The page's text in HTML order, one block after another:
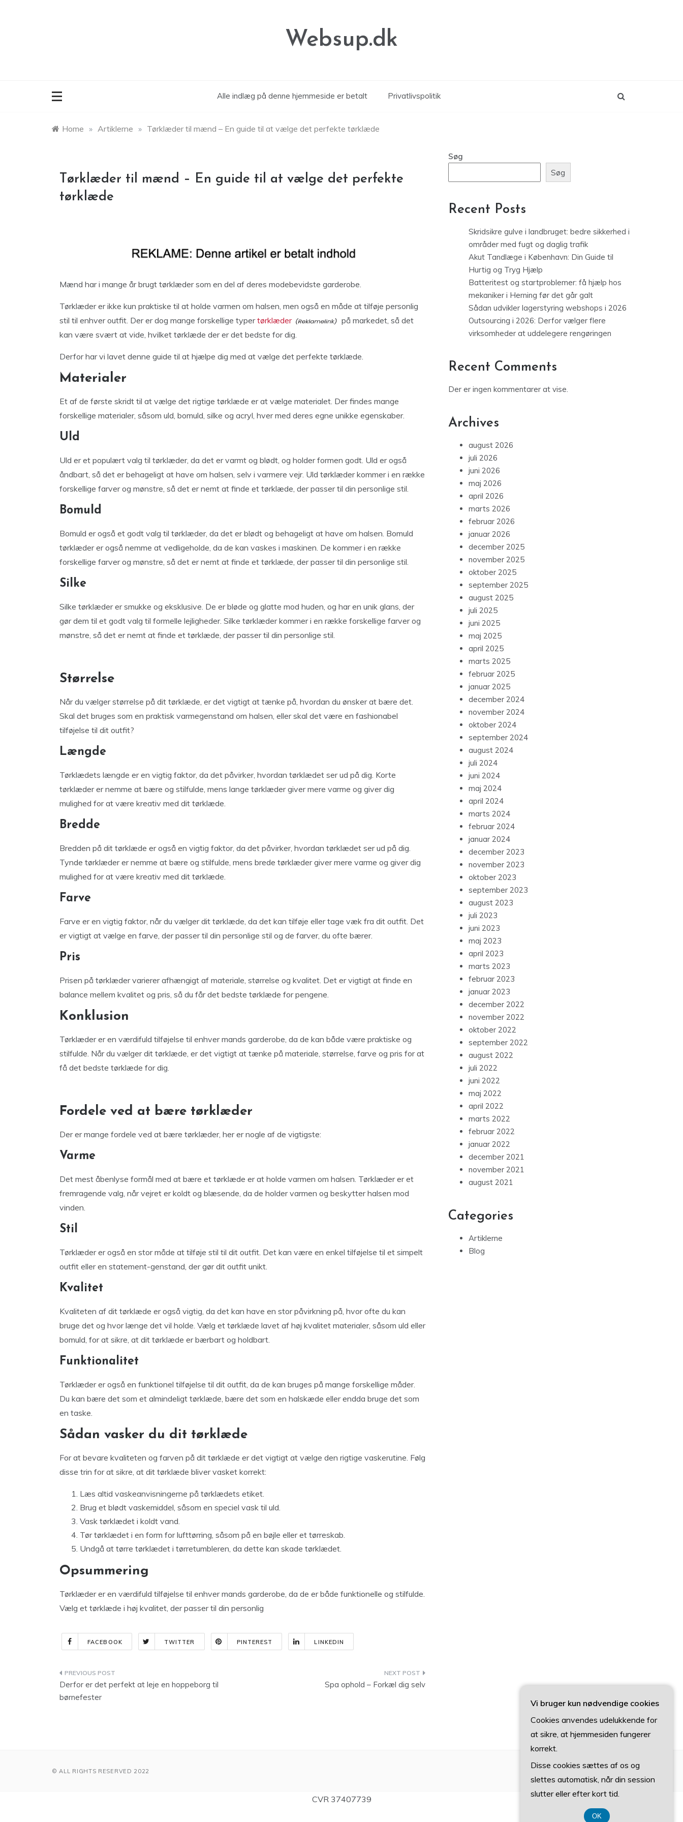
Websup.dk
Alle indlæg på denne hjemmeside er betalt Privatlivspolitik
Home » Artiklerne » Tørklæder til mænd – En guide til at vælge det perfekte tørklæde
Tørklæder til mænd – En guide til at vælge det perfekte
tørklæde
Mænd har i mange år brugt tørklæder som en del af deres modebevidste garderobe.
Tørklæder er ikke kun praktiske til at holde varmen om halsen, men også en måde at tilføje personlig
stil til enhver outfit. Der er dog mange forskellige typertørklæder
på markedet, så det
kan være svært at vide, hvilket tørklæde der er det bedste for dig.
Derfor har vi lavet denne guide til at hjælpe dig med at vælge det perfekte tørklæde.
Materialer
Et af de første skridt til at vælge det rigtige tørklæde er at vælge materialet. Der findes mange
forskellige materialer, såsom uld, bomuld, silke og acryl, hver med deres egne unikke egenskaber.
Uld
Uld er et populært valg til tørklæder, da det er varmt og blødt, og holder formen godt. Uld er også
åndbart, så det er behageligt at have om halsen, selv i varmere vejr. Uld tørklæder kommer i en række
forskellige farver og mønstre, så det er nemt at finde et tørklæde, der passer til din personlige stil.
Bomuld
Bomuld er også et godt valg til tørklæder, da det er blødt og behageligt at have om halsen. Bomuld
tørklæder er også nemme at vedligeholde, da de kan vaskes i maskinen. De kommer i en række
forskellige farver og mønstre, så det er nemt at finde et tørklæde, der passer til din personlige stil.
Silke
Silke tørklæder er smukke og eksklusive. De er bløde og glatte mod huden, og har en unik glans, der
gør dem til et godt valg til formelle lejligheder. Silke tørklæder kommer i en række forskellige farver og
mønstre, så det er nemt at finde et tørklæde, der passer til din personlige stil.
Størrelse
Når du vælger størrelse på dit tørklæde, er det vigtigt at tænke på, hvordan du ønsker at bære det.
Skal det bruges som en praktisk varmegenstand om halsen, eller skal det være en fashionabel
tilføjelse til dit outfit?
Længde
Tørklædets længde er en vigtig faktor, da det påvirker, hvordan tørklædet ser ud på dig. Korte
tørklæder er nemme at bære og stilfulde, mens lange tørklæder giver mere varme og giver dig
mulighed for at være kreativ med dit tørklæde.
Bredde
Bredden på dit tørklæde er også en vigtig faktor, da det påvirker, hvordan tørklædet ser ud på dig.
Tynde tørklæder er nemme at bære og stilfulde, mens brede tørklæder giver mere varme og giver dig
mulighed for at være kreativ med dit tørklæde.
Farve
Farve er en vigtig faktor, når du vælger dit tørklæde, da det kan tilføje eller tage væk fra dit outfit. Det
er vigtigt at vælge en farve, der passer til din personlige stil og de farver, du ofte bærer.
Pris
Prisen på tørklæder varierer afhængigt af materiale, størrelse og kvalitet. Det er vigtigt at finde en
balance mellem kvalitet og pris, så du får det bedste tørklæde for pengene.
Konklusion
Tørklæder er en værdifuld tilføjelse til enhver mands garderobe, da de kan både være praktiske og
stilfulde. Når du vælger dit tørklæde, er det vigtigt at tænke på materiale, størrelse, farve og pris for at
få det bedste tørklæde for dig.
Fordele ved at bære tørklæder
Der er mange fordele ved at bære tørklæder, her er nogle af de vigtigste:
Varme
Det mest åbenlyse formål med at bære et tørklæde er at holde varmen om halsen. Tørklæder er et
fremragende valg, når vejret er koldt og blæsende, da de holder varmen og beskytter halsen mod
vinden.
Stil
Tørklæder er også en stor måde at tilføje stil til dit outfit. Det kan være en enkel tilføjelse til et simpelt
outfit eller en statement-genstand, der gør dit outfit unikt.
Kvalitet
Kvaliteten af ​​dit tørklæde er også vigtig, da det kan have en stor påvirkning på, hvor ofte du kan
bruge det og hvor længe det vil holde. Vælg et tørklæde lavet af høj kvalitet materialer, såsom uld eller
bomuld, for at sikre, at dit tørklæde er bærbart og holdbart.
Funktionalitet
Tørklæder er også en funktionel tilføjelse til dit outfit, da de kan bruges på mange forskellige måder.
Du kan bære det som et almindeligt tørklæde, bære det som en halskæde eller endda bruge det som
en taske.
Sådan vasker du dit tørklæde
For at bevare kvaliteten og farven på dit tørklæde er det vigtigt at vælge den rigtige vaskerutine. Følg
disse trin for at sikre, at dit tørklæde bliver vasket korrekt:
Læs altid vaskeanvisningerne på tørklædets etiket.
Brug et blødt vaskemiddel, såsom en speciel vask til uld.
Vask tørklædet i koldt vand.
Tør tørklædet i en form for lufttørring, såsom på en bøjle eller et tørreskab.
Undgå at tørre tørklædet i tørretumbleren, da dette kan skade tørklædet.
Opsummering
Tørklæder er en værdifuld tilføjelse til enhver mands garderobe, da de er både funktionelle og stilfulde.
Vælg et tørklæde i høj kvalitet, der passer til din personlig
FACEBOOK TWITTER PINTEREST LINKEDIN
Indlægsnavigation
Derfor er det perfekt at leje en hoppeborg til
børnefester
Spa ophold – Forkæl dig selv
Søg
Søg
Recent Posts
Skridsikre gulve i landbruget: bedre sikkerhed i
områder med fugt og daglig trafik
Akut Tandlæge i København: Din Guide til
Hurtig og Tryg Hjælp
Batteritest og startproblemer: få hjælp hos
mekaniker i Herning før det går galt
Sådan udvikler lagerstyring webshops i 2026
Outsourcing i 2026: Derfor vælger flere
virksomheder at uddelegere rengøringen
Recent Comments
Der er ingen kommentarer at vise.
Archives
august 2026
juli 2026
juni 2026
maj 2026
april 2026
marts 2026
februar 2026
januar 2026
december 2025
november 2025
oktober 2025
september 2025
august 2025
juli 2025
juni 2025
maj 2025
april 2025
marts 2025
februar 2025
januar 2025
december 2024
november 2024
oktober 2024
september 2024
august 2024
juli 2024
juni 2024
maj 2024
april 2024
marts 2024
februar 2024
januar 2024
december 2023
november 2023
oktober 2023
september 2023
august 2023
juli 2023
juni 2023
maj 2023
april 2023
marts 2023
februar 2023
januar 2023
december 2022
november 2022
oktober 2022
september 2022
august 2022
juli 2022
juni 2022
maj 2022
april 2022
marts 2022
februar 2022
januar 2022
december 2021
november 2021
august 2021
Categories
Artiklerne
Blog
© ALL RIGHTS RESERVED 2022
CVR 37407739
Vi bruger kun nødvendige cookies
Cookies anvendes udelukkende for
at sikre, at hjemmesiden fungerer
korrekt.
Disse cookies sættes af os og
slettes automatisk, når din session
slutter eller efter kort tid.
OK